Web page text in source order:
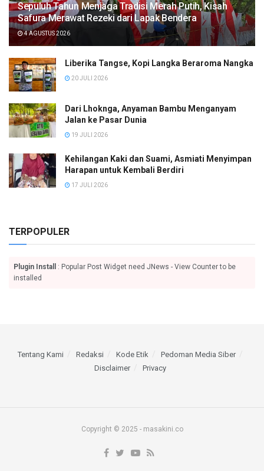
Sepuluh Tahun Menjaga Tradisi Merah Putih, Kisah
Safura Merawat Rezeki dari Lapak Bendera
4 AGUSTUS 2026
Liberika Tangse, Kopi Langka Beraroma Nangka
20 JULI 2026
Dari Lhoknga, Anyaman Bambu Menganyam
Jalan ke Pasar Dunia
19 JULI 2026
Kehilangan Kaki dan Suami, Asmiati Menyimpan
Harapan untuk Kembali Berdiri
17 JULI 2026
TERPOPULER
Plugin Install
: Popular Post Widget need JNews - View Counter to be
installed
Tentang Kami Redaksi Kode Etik
Pedoman Media Siber
Disclaimer
Privacy
Copyright © 2025 - masakini.co